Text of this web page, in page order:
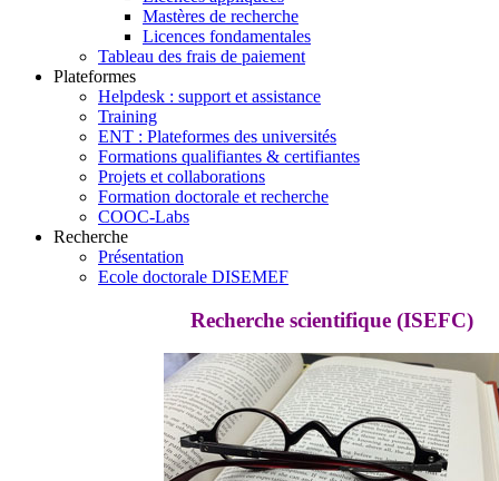
Mastères de recherche
Licences fondamentales
Tableau des frais de paiement
Plateformes
Helpdesk : support et assistance
Training
ENT : Plateformes des universités
Formations qualifiantes & certifiantes
Projets et collaborations
Formation doctorale et recherche
COOC-Labs
Recherche
Présentation
Ecole doctorale DISEMEF
Recherche scientifique (ISEFC)